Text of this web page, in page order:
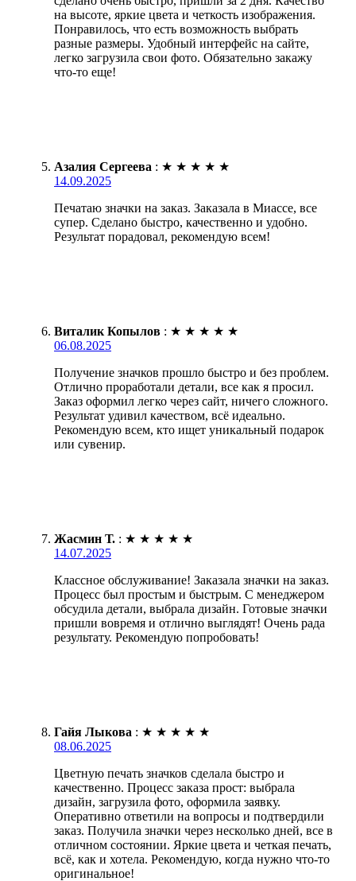
на высоте, яркие цвета и четкость изображения.
Понравилось, что есть возможность выбрать
разные размеры. Удобный интерфейс на сайте,
легко загрузила свои фото. Обязательно закажу
что-то еще!
Азалия Сергеева : ★ ★ ★ ★ ★
14.09.2025
Печатаю значки на заказ. Заказала в Миассе, все
супер. Сделано быстро, качественно и удобно.
Результат порадовал, рекомендую всем!
Виталик Копылов : ★ ★ ★ ★ ★
06.08.2025
Получение значков прошло быстро и без проблем.
Отлично проработали детали, все как я просил.
Заказ оформил легко через сайт, ничего сложного.
Результат удивил качеством, всё идеально.
Рекомендую всем, кто ищет уникальный подарок
или сувенир.
Жасмин Т. : ★ ★ ★ ★ ★
14.07.2025
Классное обслуживание! Заказала значки на заказ.
Процесс был простым и быстрым. С менеджером
обсудила детали, выбрала дизайн. Готовые значки
пришли вовремя и отлично выглядят! Очень рада
результату. Рекомендую попробовать!
Гайя Лыкова : ★ ★ ★ ★ ★
08.06.2025
Цветную печать значков сделала быстро и
качественно. Процесс заказа прост: выбрала
дизайн, загрузила фото, оформила заявку.
Оперативно ответили на вопросы и подтвердили
заказ. Получила значки через несколько дней, все в
отличном состоянии. Яркие цвета и четкая печать,
всё, как и хотела. Рекомендую, когда нужно что-то
оригинальное!